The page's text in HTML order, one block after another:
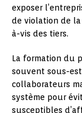
exposer
de violation de
à-vis des tiers.
La formation du
souvent sous-
collaborateurs
système pour
susceptibles